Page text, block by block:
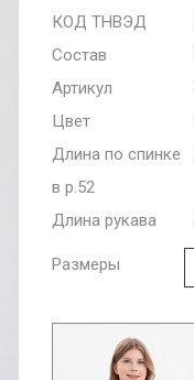
КОД ТНВЭД
Состав
Артикул
Цвет
Длина по спинке
в р.52
Длина рукава
Размеры